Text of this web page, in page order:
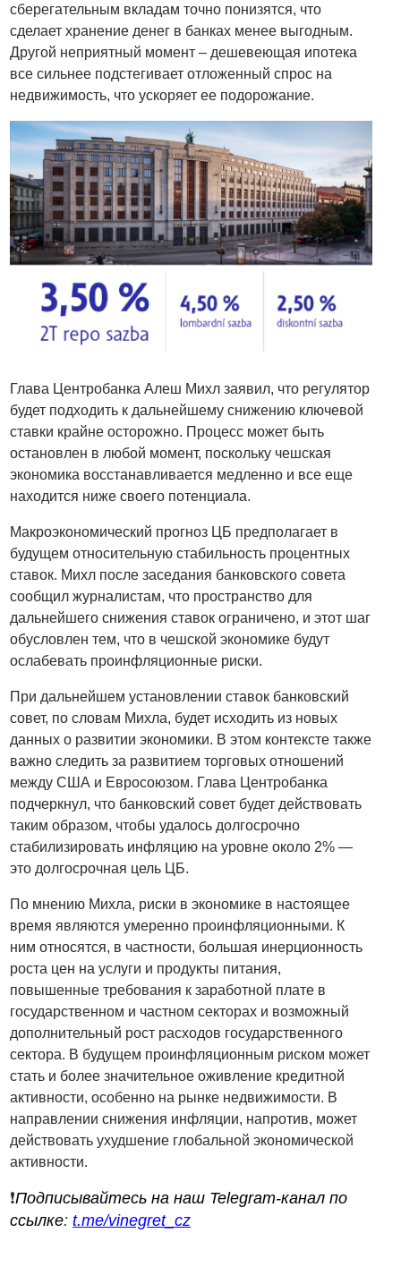
сберегательным вкладам точно понизятся, что
сделает хранение денег в банках менее выгодным.
Другой неприятный момент – дешевеющая ипотека
все сильнее подстегивает отложенный спрос на
недвижимость, что ускоряет ее подорожание.
Глава Центробанка Алеш Михл заявил, что регулятор
будет подходить к дальнейшему снижению ключевой
ставки крайне осторожно. Процесс может быть
остановлен в любой момент, поскольку чешская
экономика восстанавливается медленно и все еще
находится ниже своего потенциала.
Макроэкономический прогноз ЦБ предполагает в
будущем относительную стабильность процентных
ставок. Михл после заседания банковского совета
сообщил журналистам, что пространство для
дальнейшего снижения ставок ограничено, и этот шаг
обусловлен тем, что в чешской экономике будут
ослабевать проинфляционные риски.
При дальнейшем установлении ставок банковский
совет, по словам Михла, будет исходить из новых
данных о развитии экономики. В этом контексте также
важно следить за развитием торговых отношений
между США и Евросоюзом. Глава Центробанка
подчеркнул, что банковский совет будет действовать
таким образом, чтобы удалось долгосрочно
стабилизировать инфляцию на уровне около 2% —
это долгосрочная цель ЦБ.
По мнению Михла, риски в экономике в настоящее
время являются умеренно проинфляционными. К
ним относятся, в частности, большая инерционность
роста цен на услуги и продукты питания,
повышенные требования к заработной плате в
государственном и частном секторах и возможный
дополнительный рост расходов государственного
сектора. В будущем проинфляционным риском может
стать и более значительное оживление кредитной
активности, особенно на рынке недвижимости. В
направлении снижения инфляции, напротив, может
действовать ухудшение глобальной экономической
активности.
❗️Подписывайтесь на наш Telegram-канал по
ссылке:t.me/vinegret_cz